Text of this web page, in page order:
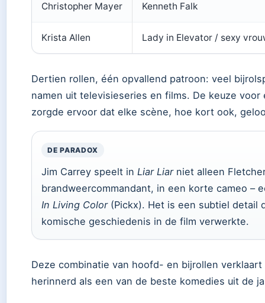
Christopher Mayer Kenneth Falk
Krista Allen Lady in Elevator / sexy
Dertien rollen, één opvallend patroon: veel
namen uit televisieseries en films. De keuze
zorgde ervoor dat elke scène, hoe kort ook,
DE PARADOX
Jim Carrey speelt in Liar Liarniet alleen
brandweercommandant, in een korte cameo –
In Living Color(Pickx). Het is een subtiel detail
komische geschiedenis in de film verwerkte.
Deze combinatie van hoofd- en bijrollen
herinnerd als een van de beste komedies uit de